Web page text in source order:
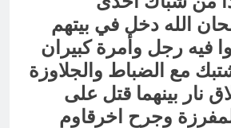
الله دخل في بيتهم
فيه رجل وأمرة كبيران
مع الضباط والجلاوزة
نار بينهما قتل على
وجرح اخرقاوم